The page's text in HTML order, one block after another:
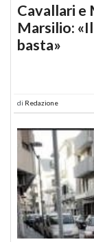
Cavallari e
Marsilio:
basta»
di Redazione